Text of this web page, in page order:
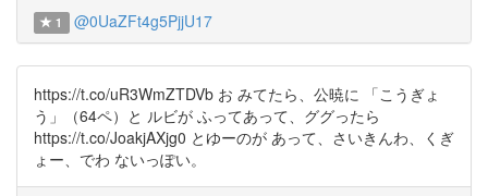
1 @0UaZFt4g5PjjU17
https://t.co/uR3WmZTDVb お みてたら、公暁に 「こうぎょ
う」（64ペ）と ルビが ふってあって、ググったら
https://t.co/JoakjAXjg0 とゆーのが あって、さいきんわ、くぎ
ょー、でわ ないっぽい。